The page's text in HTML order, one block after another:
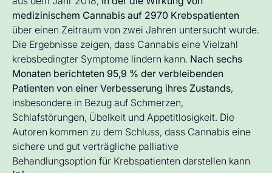
medizinischem Cannabis auf 2970 Krebspatienten
über einen Zeitraum von zwei Jahren untersucht wurde.
Die Ergebnisse zeigen, dass Cannabis eine Vielzahl
krebsbedingter Symptome lindern kann. Nach sechs
Monaten berichteten 95,9 % der verbleibenden
Patienten von einer Verbesserung ihres Zustands,
insbesondere in Bezug auf Schmerzen,
Schlafstörungen, Übelkeit und Appetitlosigkeit. Die
Autoren kommen zu dem Schluss, dass Cannabis eine
sichere und gut verträgliche palliative
Behandlungsoption für Krebspatienten darstellen kann